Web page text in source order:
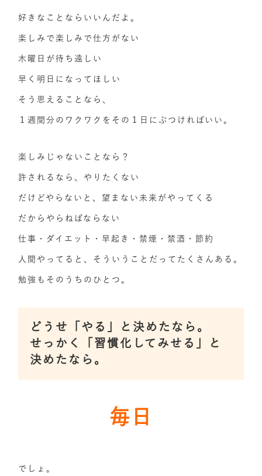
好きなことならいいんだよ。
楽しみで楽しみで仕方がない
木曜日が待ち遠しい
早く明日になってほしい
そう思えることなら、
１週間分のワクワクをその１日にぶつければいい。
楽しみじゃないことなら？
許されるなら、やりたくない
だけどやらないと、望まない未来がやってくる
だからやらねばならない
仕事・ダイエット・早起き・禁煙・禁酒・節約
人間やってると、そういうことだってたくさんある。
勉強もそのうちのひとつ。
どうせ「やる」と決めたなら。
せっかく「習慣化してみせる」と
決めたなら。
毎日
でしょ。